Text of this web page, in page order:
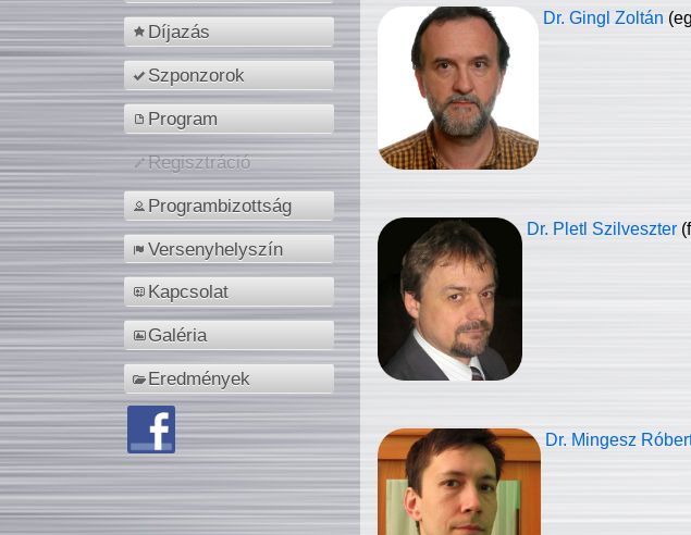
Díjazás
Szponzorok
Program
Regisztráció
Programbizottság
Versenyhelyszín
Kapcsolat
Galéria
Eredmények
Dr. Gingl Zoltán
Dr. Pletl Szilveszter
Dr. Mingesz